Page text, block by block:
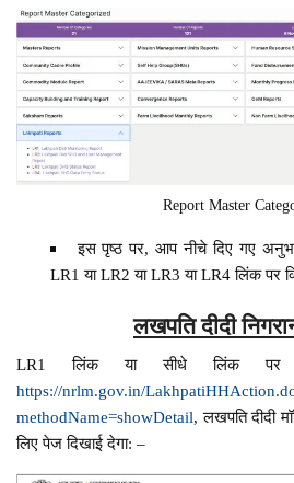
Report Master
इस पृष्ठ पर, आप नीचे दिए गए
LR1 या LR2 या LR3 या LR4 लिंक
लखपति दीदी
LR1 लिंक या सीधे लिंक
https://nrlm.gov.in/
methodName=showDetail, लखपति दीदी
लिए पेज दिखाई देगा: –